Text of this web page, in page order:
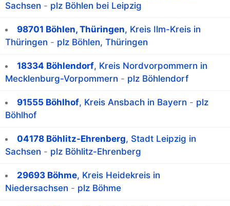
Sachsen - plz Böhlen bei Leipzig
98701 Böhlen, Thüringen, Kreis Ilm-Kreis in
Thüringen - plz Böhlen, Thüringen
18334 Böhlendorf, Kreis Nordvorpommern in
Mecklenburg-Vorpommern - plz Böhlendorf
91555 Böhlhof, Kreis Ansbach in Bayern - plz
Böhlhof
04178 Böhlitz-Ehrenberg, Stadt Leipzig in
Sachsen - plz Böhlitz-Ehrenberg
29693 Böhme, Kreis Heidekreis in
Niedersachsen - plz Böhme